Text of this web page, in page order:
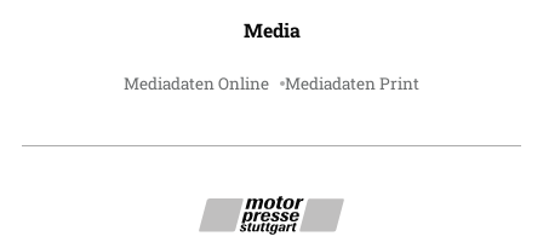
Media
Mediadaten Online Mediadaten Print